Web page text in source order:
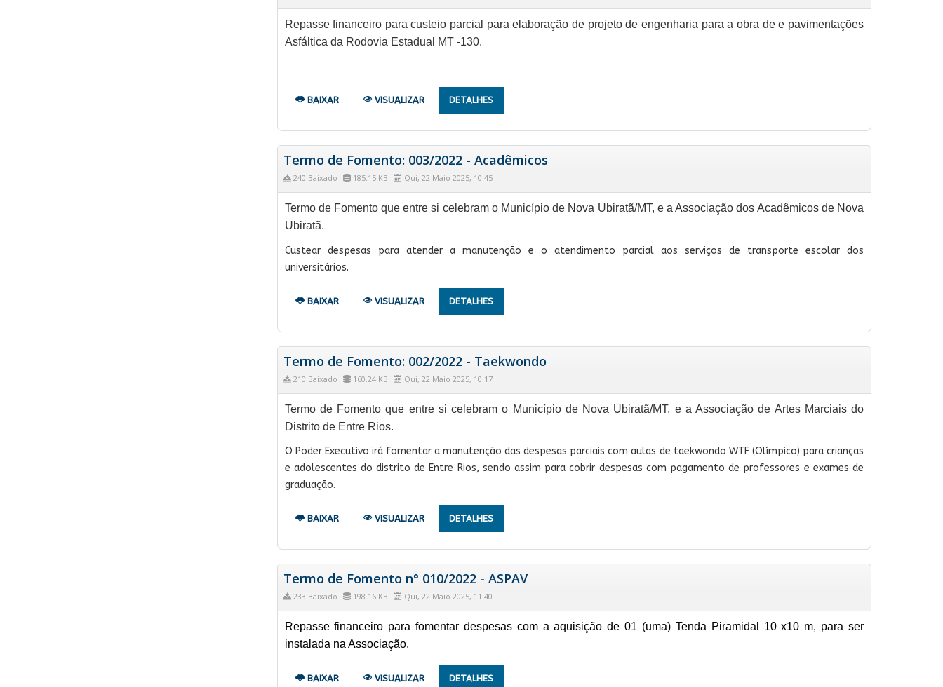
Repasse financeiro para custeio parcial para elaboração de projeto de engenharia para a obra de e pavimentações
Asfáltica da Rodovia Estadual MT -130.
BAIXAR VISUALIZAR DETALHES
Termo de Fomento: 003/2022 - Acadêmicos
240 Baixado 185.15 KB Qui, 22 Maio 2025, 10:45
Termo de Fomento que entre si celebram o Município de Nova Ubiratã/MT, e a Associação dos Acadêmicos de Nova
Ubiratã.
Custear despesas para atender a manutenção e o atendimento parcial aos serviços de transporte escolar dos
universitários.
BAIXAR VISUALIZAR DETALHES
Termo de Fomento: 002/2022 - Taekwondo
210 Baixado 160.24 KB Qui, 22 Maio 2025, 10:17
Termo de Fomento que entre si celebram o Município de Nova Ubiratã/MT, e a Associação de Artes Marciais do
Distrito de Entre Rios.
O Poder Executivo irá fomentar a manutenção das despesas parciais com aulas de taekwondo WTF (Olímpico) para crianças
e adolescentes do distrito de Entre Rios, sendo assim para cobrir despesas com pagamento de professores e exames de
graduação.
BAIXAR VISUALIZAR DETALHES
Termo de Fomento n° 010/2022 - ASPAV
233 Baixado 198.16 KB Qui, 22 Maio 2025, 11:40
Repasse financeiro para fomentar despesas com a aquisição de 01 (uma) Tenda Piramidal 10 x10 m, para ser
instalada na Associação.
BAIXAR VISUALIZAR DETALHES